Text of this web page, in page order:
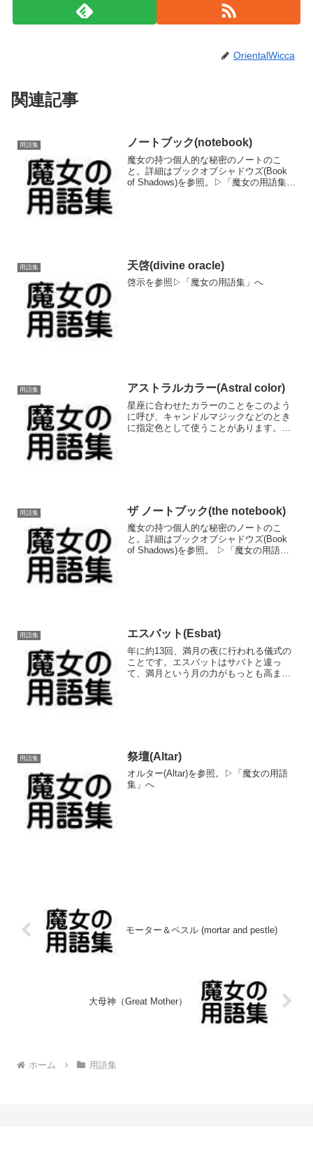
OrientalWicca
関連記事
用語集 ノートブック(notebook)
魔女の持つ個人的な秘密のノートのこ
と。詳細はブックオブシャドウズ(Book
of Shadows)を参照。▷「魔女の用語集」
用語集 天啓(divine oracle)
啓示を参照▷「魔女の用語集」へ
用語集 アストラルカラー(Astral color)
星座に合わせたカラーのことをこのよう
に呼び、キャンドルマジックなどのとき
に指定色として使うことがあります。ま
用語集 ザ ノートブック(the notebook)
魔女の持つ個人的な秘密のノートのこ
と。詳細はブックオブシャドウズ(Book
of Shadows)を参照。 ▷「魔女の用語
用語集 エスバット(Esbat)
年に約13回、満月の夜に行われる儀式の
ことです。エスバットはサバトと違っ
て、満月という月の力がもっとも高まる
用語集 祭壇(Altar)
オルター(Altar)を参照。▷「魔女の用語
集」へ
モーター＆ペスル (mortar and pestle)
大母神（Great Mother）
ホーム 用語集